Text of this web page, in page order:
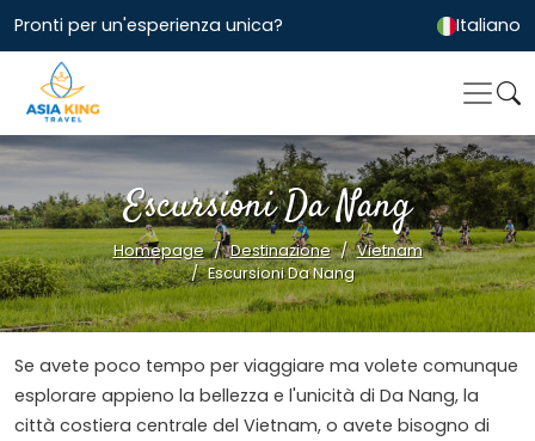
Pronti per un'esperienza unica? Italiano
Escursioni Da Nang
Homepage Destinazione
Vietnam
Escursioni Da Nang
Se avete poco tempo per viaggiare ma volete comunque
esplorare appieno la bellezza e l'unicità di Da Nang, la
città costiera centrale del Vietnam, o avete bisogno di